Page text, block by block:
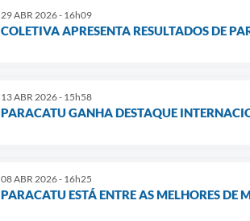
29 ABR 2026 - 16h09
COLETIVA APRESENTA RESULTADOS DE
13 ABR 2026 - 15h58
PARACATU GANHA DESTAQUE
08 ABR 2026 - 16h25
PARACATU ESTÁ ENTRE AS MELHORES